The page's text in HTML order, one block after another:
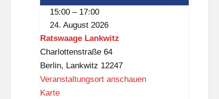
15:00 – 17:00
24. August 2026
Ratswaage Lankwitz
Charlottenstraße 64
Berlin, Lankwitz 12247
Veranstaltungsort anschauen
KarteR